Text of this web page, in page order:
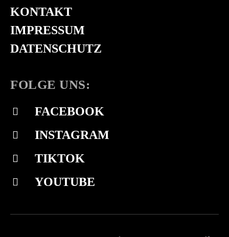
KONTAKT
IMPRESSUM
DATENSCHUTZ
FOLGE UNS:
FACEBOOK
INSTAGRAM
TIKTOK
YOUTUBE